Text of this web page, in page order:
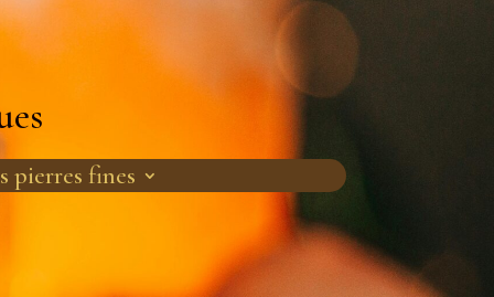
pierres fines